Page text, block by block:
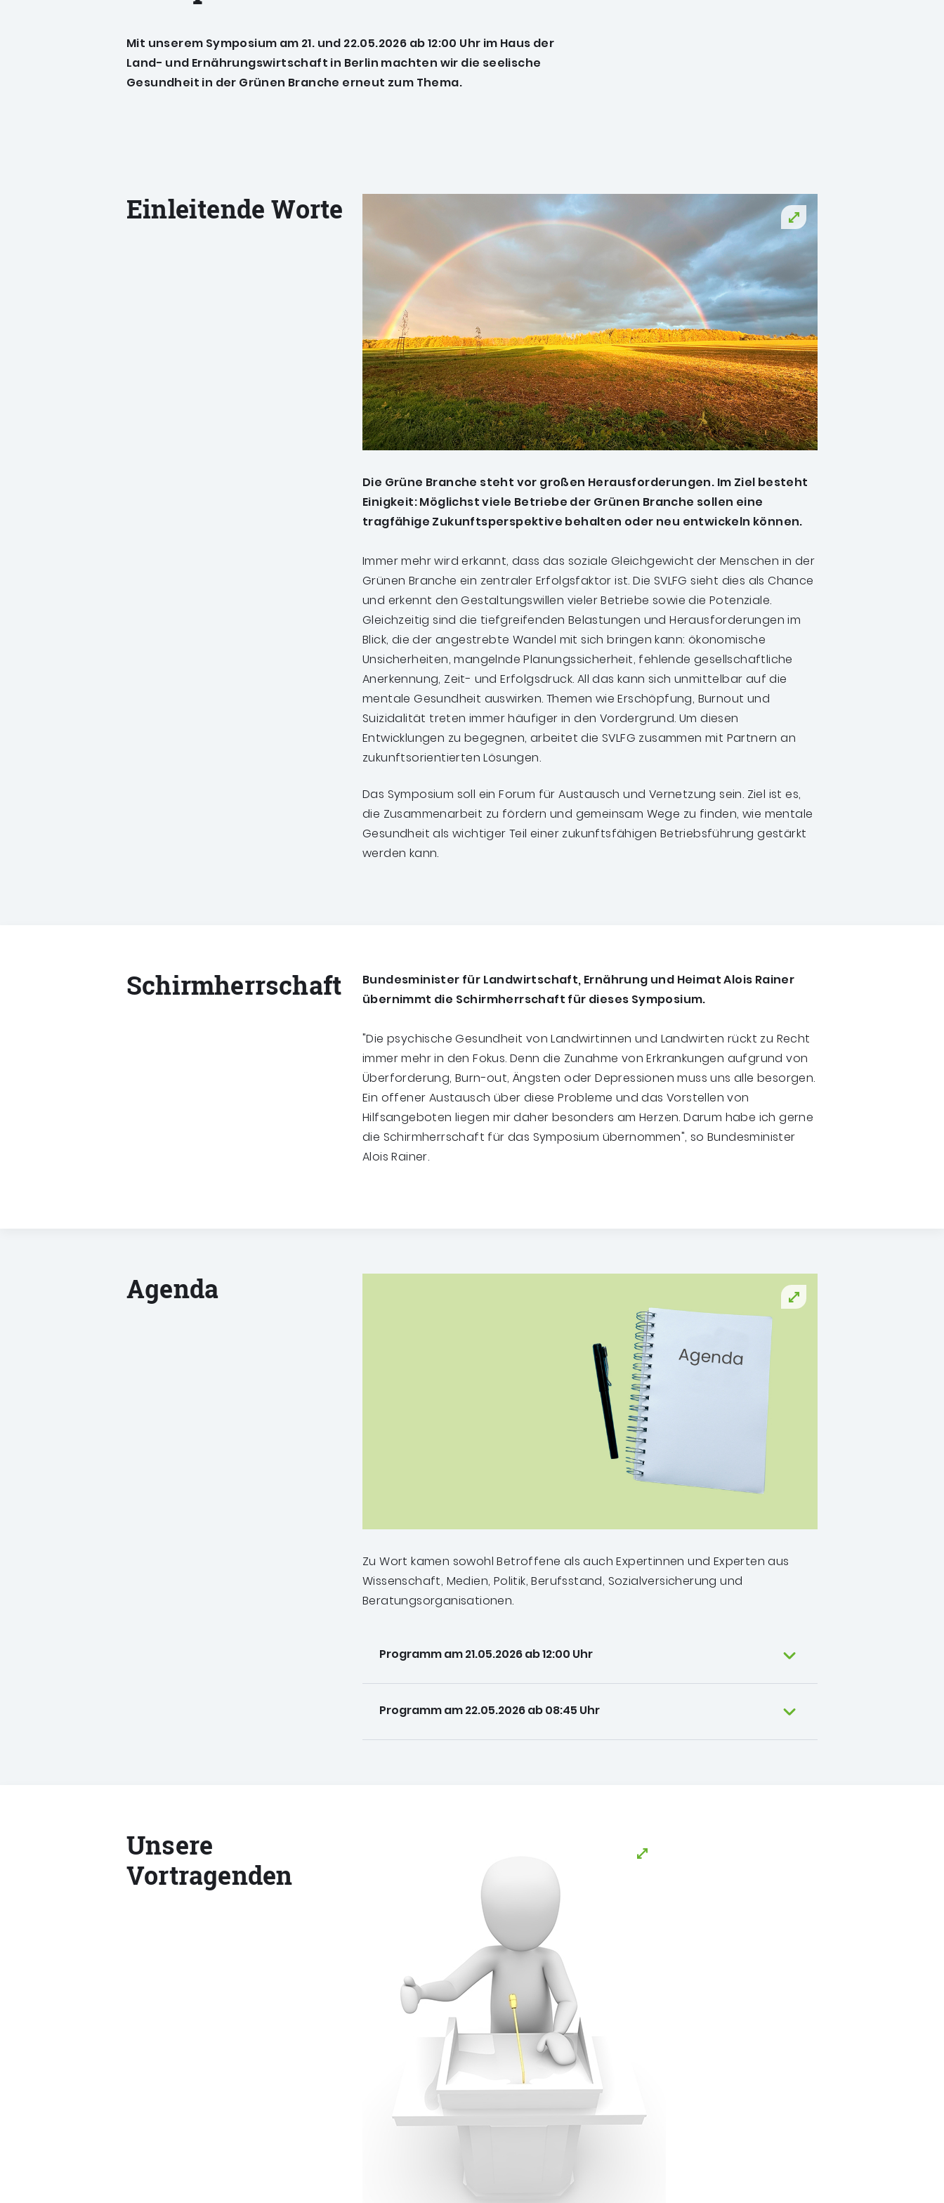
Mit unserem Symposium am 21. und 22.05.2026 ab 12:00 Uhr im Haus der
Land- und Ernährungswirtschaft in Berlin machten wir die seelische
Gesundheit in der Grünen Branche erneut zum Thema.
Einleitende Worte
Die Grüne Branche steht vor großen Herausforderungen. Im Ziel besteht
Einigkeit: Möglichst viele Betriebe der Grünen Branche sollen eine
tragfähige Zukunftsperspektive behalten oder neu entwickeln können.
Immer mehr wird erkannt, dass das soziale Gleichgewicht der Menschen in der
Grünen Branche ein zentraler Erfolgsfaktor ist. Die SVLFG sieht dies als Chance
und erkennt den Gestaltungswillen vieler Betriebe sowie die Potenziale.
Gleichzeitig sind die tiefgreifenden Belastungen und Herausforderungen im
Blick, die der angestrebte Wandel mit sich bringen kann: ökonomische
Unsicherheiten, mangelnde Planungssicherheit, fehlende gesellschaftliche
Anerkennung, Zeit- und Erfolgsdruck. All das kann sich unmittelbar auf die
mentale Gesundheit auswirken. Themen wie Erschöpfung, Burnout und
Suizidalität treten immer häufiger in den Vordergrund. Um diesen
Entwicklungen zu begegnen, arbeitet die SVLFG zusammen mit Partnern an
zukunftsorientierten Lösungen.
Das Symposium soll ein Forum für Austausch und Vernetzung sein. Ziel ist es,
die Zusammenarbeit zu fördern und gemeinsam Wege zu finden, wie mentale
Gesundheit als wichtiger Teil einer zukunftsfähigen Betriebsführung gestärkt
werden kann.
Schirmherrschaft
Bundesminister für Landwirtschaft, Ernährung und Heimat Alois Rainer
übernimmt die Schirmherrschaft für dieses Symposium.
"Die psychische Gesundheit von Landwirtinnen und Landwirten rückt zu Recht
immer mehr in den Fokus. Denn die Zunahme von Erkrankungen aufgrund von
Überforderung, Burn-out, Ängsten oder Depressionen muss uns alle besorgen.
Ein offener Austausch über diese Probleme und das Vorstellen von
Hilfsangeboten liegen mir daher besonders am Herzen. Darum habe ich gerne
die Schirmherrschaft für das Symposium übernommen", so Bundesminister
Alois Rainer.
Agenda
Zu Wort kamen sowohl Betroffene als auch Expertinnen und Experten aus
Wissenschaft, Medien, Politik, Berufsstand, Sozialversicherung und
Beratungsorganisationen.
Programm am 21.05.2026 ab 12:00 Uhr
Programm am 22.05.2026 ab 08:45 Uhr
Unsere
Vortragenden